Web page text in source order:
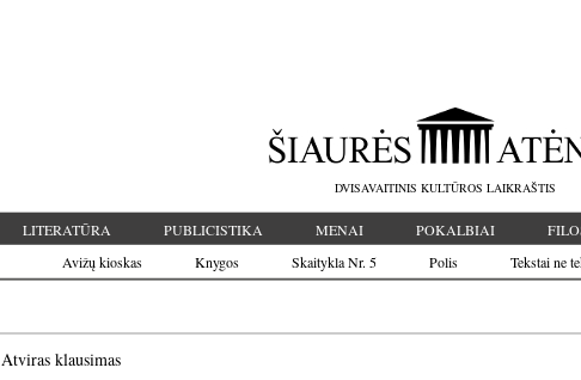
DVISAVAITINIS KULTŪROS LAIKRAŠTIS
LITERATŪRA PUBLICISTIKA MENAI POKALBIAI
Avižų kioskas
Knygos Skaitykla Nr. 5 Polis Tekstai ne
Atviras klausimas